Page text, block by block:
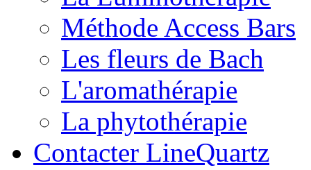
Méthode Access Bars
Les fleurs de Bach
L'aromathérapie
La phytothérapie
Contacter LineQuartz